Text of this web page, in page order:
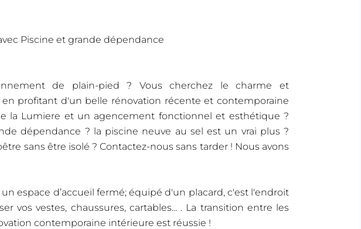
Piscine et grande dépendance
de plain-pied ? Vous cherchez le charme et
profitant d'un belle rénovation récente et contemporaine
la Lumiere et un agencement fonctionnel et esthétique ?
dépendance ? la piscine neuve au sel est un vrai plus ?
sans être isolé ? Contactez-nous sans tarder ! Nous avons
un espace d’accueil fermé; équipé d'un placard, c'est l'endroit
vos vestes, chaussures, cartables... . La transition entre les
contemporaine intérieure est réussie !